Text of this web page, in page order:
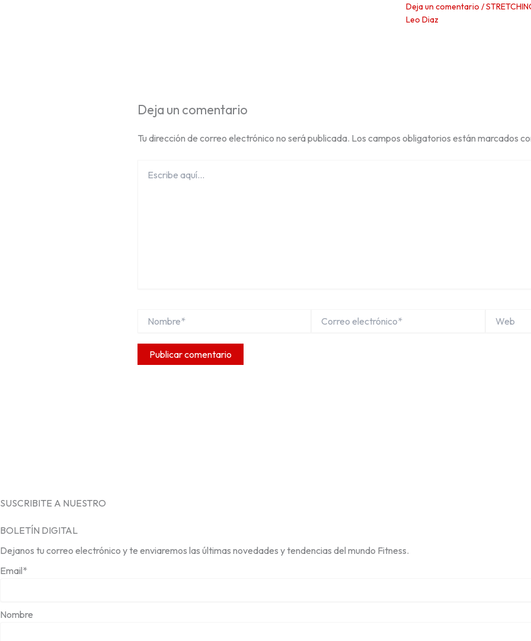
Deja un comentario /
Leo Diaz
Deja un comentario
Tu dirección de correo electrónico no será publicada. Los campos obligatorios están marcados
aquí...
electrónico*
SUSCRIBITE A NUESTRO
BOLETÍN DIGITAL
Dejanos tu correo electrónico y te enviaremos las últimas novedades y tendencias del mundo Fitness.
Email*
Nombre